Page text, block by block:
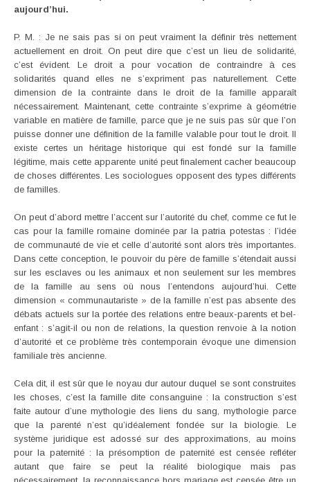
aujourd’hui.
P. M. : Je ne sais pas si on peut vraiment la définir très nettement
actuellement en droit. On peut dire que c’est un lieu de solidarité,
c’est évident. Le droit a pour vocation de contraindre à ces
solidarités quand elles ne s’expriment pas naturellement. Cette
dimension de la contrainte dans le droit de la famille apparaît
nécessairement. Maintenant, cette contrainte s’exprime à géométrie
variable en matière de famille, parce que je ne suis pas sûr que l’on
puisse donner une définition de la famille valable pour tout le droit. Il
existe certes un héritage historique qui est fondé sur la famille
légitime, mais cette apparente unité peut finalement cacher beaucoup
de choses différentes. Les sociologues opposent des types différents
de familles.
On peut d’abord mettre l’accent sur l’autorité du chef, comme ce fut le
cas pour la famille romaine dominée par la patria potestas : l’idée
de communauté de vie et celle d’autorité sont alors très importantes.
Dans cette conception, le pouvoir du père de famille s’étendait aussi
sur les esclaves ou les animaux et non seulement sur les membres
de la famille au sens où nous l’entendons aujourd’hui. Cette
dimension « communautariste » de la famille n’est pas absente des
débats actuels sur la portée des relations entre beaux-parents et bel-
enfant : s’agit-il ou non de relations, la question renvoie à la notion
d’autorité et ce problème très contemporain évoque une dimension
familiale très ancienne.
Cela dit, il est sûr que le noyau dur autour duquel se sont construites
les choses, c’est la famille dite consanguine : la construction s’est
faite autour d’une mythologie des liens du sang, mythologie parce
que la parenté n’est qu’idéalement fondée sur la biologie. Le
système juridique est adossé sur des approximations, au moins
pour la paternité : la présomption de paternité est censée refléter
autant que faire se peut la réalité biologique mais pas